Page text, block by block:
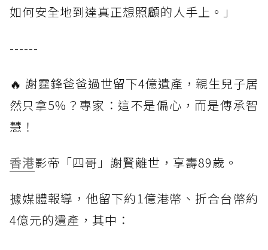
如何安全地到達真正想照顧的人手上。」
------
🔥 謝霆鋒爸爸過世留下4億遺產，親生兒子居
然只拿5%？專家：這不是偏心，而是傳承智
慧！
香港影帝「四哥」謝賢離世，享壽89歲。
據媒體報導，他留下約1億港幣、折合台幣約
4億元的遺產，其中：